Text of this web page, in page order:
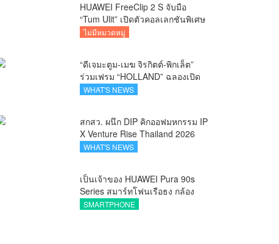
HUAWEI FreeClip 2 S จับมือ
“Tum Ulit” เปิดตัวคอลเลกชันพิเศษ
Space Explorer ถ่ายทอดศิลปะบน
ไม่มีหมวดหมู่
“ดีเจมะตูม-เมฆ จิรกิตต์-พิกเล็ต”
ร่วมเฟรม “HOLLAND” ฉลองเปิด
ตัว SELBAN แบรนด์แฟชั่น
WHAT'S NEWS
สกสว. ผนึก DIP คิกออฟมหกรรม IP
X Venture Rise Thailand 2026
สร้างระบบนิเวศเชื่อมทรัพย์สินทาง
WHAT'S NEWS
เป็นเจ้าของ HUAWEI Pura 90s
Series สมาร์ทโฟนเรือธง กล้อง
ถ่ายสวยสมจริงทุกระยะ พร้อมของ
SMARTPHONE